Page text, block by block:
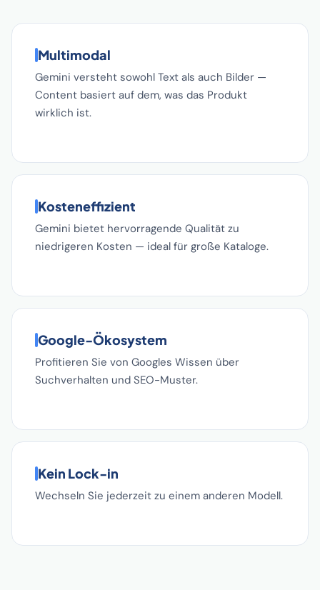
Multimodal
Gemini versteht sowohl Text als auch Bilder —
Content basiert auf dem, was das Produkt
wirklich ist.
Kosteneffizient
Gemini bietet hervorragende Qualität zu
niedrigeren Kosten — ideal für große Kataloge.
Google-Ökosystem
Profitieren Sie von Googles Wissen über
Suchverhalten und SEO-Muster.
Kein Lock-in
Wechseln Sie jederzeit zu einem anderen Modell.